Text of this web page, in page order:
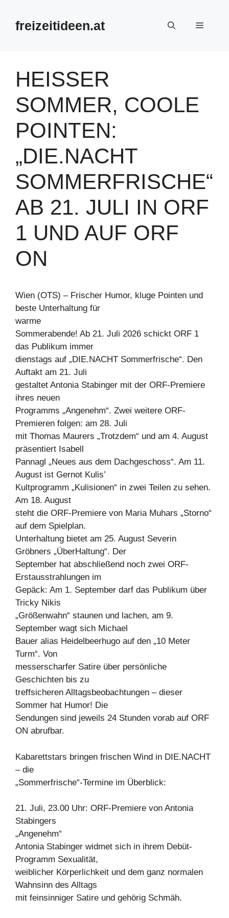
Inhalt
springenfreizeitideen.at Menü
HEISSER S
OMMER, COOLE P
OINTEN: „
DIE.NACHT S
OMMERFRISCHE“ A
B 21. JULI IN ORF 1
UND AUF ORF O
N
Wien (OTS) – Frischer Humor, kluge Pointen und
beste Unterhaltung für
warme
Sommerabende! Ab 21. Juli 2026 schickt ORF 1
das Publikum immer
dienstags auf „DIE.NACHT Sommerfrische“. Den
Auftakt am 21. Juli
gestaltet Antonia Stabinger mit der ORF-Premiere
ihres neuen
Programms „Angenehm“. Zwei weitere ORF-
Premieren folgen: am 28. Juli
mit Thomas Maurers „Trotzdem“ und am 4. August
präsentiert Isabell
Pannagl „Neues aus dem Dachgeschoss“. Am 11.
August ist Gernot Kulis’
Kultprogramm „Kulisionen“ in zwei Teilen zu sehen.
Am 18. August
steht die ORF-Premiere von Maria Muhars „Storno“
auf dem Spielplan.
Unterhaltung bietet am 25. August Severin
Gröbners „ÜberHaltung“. Der
September hat abschließend noch zwei ORF-
Erstausstrahlungen im
Gepäck: Am 1. September darf das Publikum über
Tricky Nikis
„Größenwahn“ staunen und lachen, am 9.
September wagt sich Michael
Bauer alias Heidelbeerhugo auf den „10 Meter
Turm“. Von
messerscharfer Satire über persönliche
Geschichten bis zu
treffsicheren Alltagsbeobachtungen – dieser
Sommer hat Humor! Die
Sendungen sind jeweils 24 Stunden vorab auf ORF
ON abrufbar.
Kabarettstars bringen frischen Wind in DIE.NACHT
– die
„Sommerfrische“-Termine im Überblick:
21. Juli, 23.00 Uhr: ORF-Premiere von Antonia
Stabingers
„Angenehm“
Antonia Stabinger widmet sich in ihrem Debüt-
Programm Sexualität,
weiblicher Körperlichkeit und dem ganz normalen
Wahnsinn des Alltags
mit feinsinniger Satire und gehörig Schmäh.